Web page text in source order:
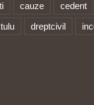
cauze cedent
dreptcivil